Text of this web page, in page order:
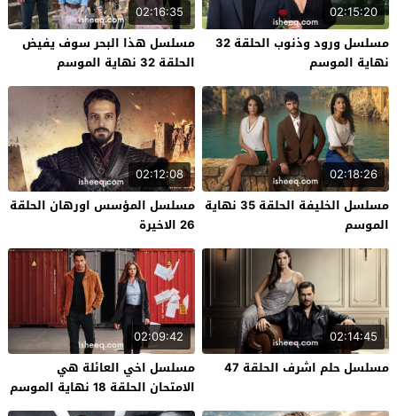
02:15:20
مسلسل ورود وذنوب الحلقة 32
نهاية الموسم
02:16:35
مسلسل هذا البحر سوف يفيض
الحلقة 32 نهاية الموسم
02:18:26
مسلسل الخليفة الحلقة 35 نهاية
الموسم
02:12:08
مسلسل المؤسس اورهان الحلقة
26 الاخيرة
02:14:45
مسلسل حلم اشرف الحلقة 47
02:09:42
مسلسل اخي العائلة هي
الامتحان الحلقة 18 نهاية الموسم